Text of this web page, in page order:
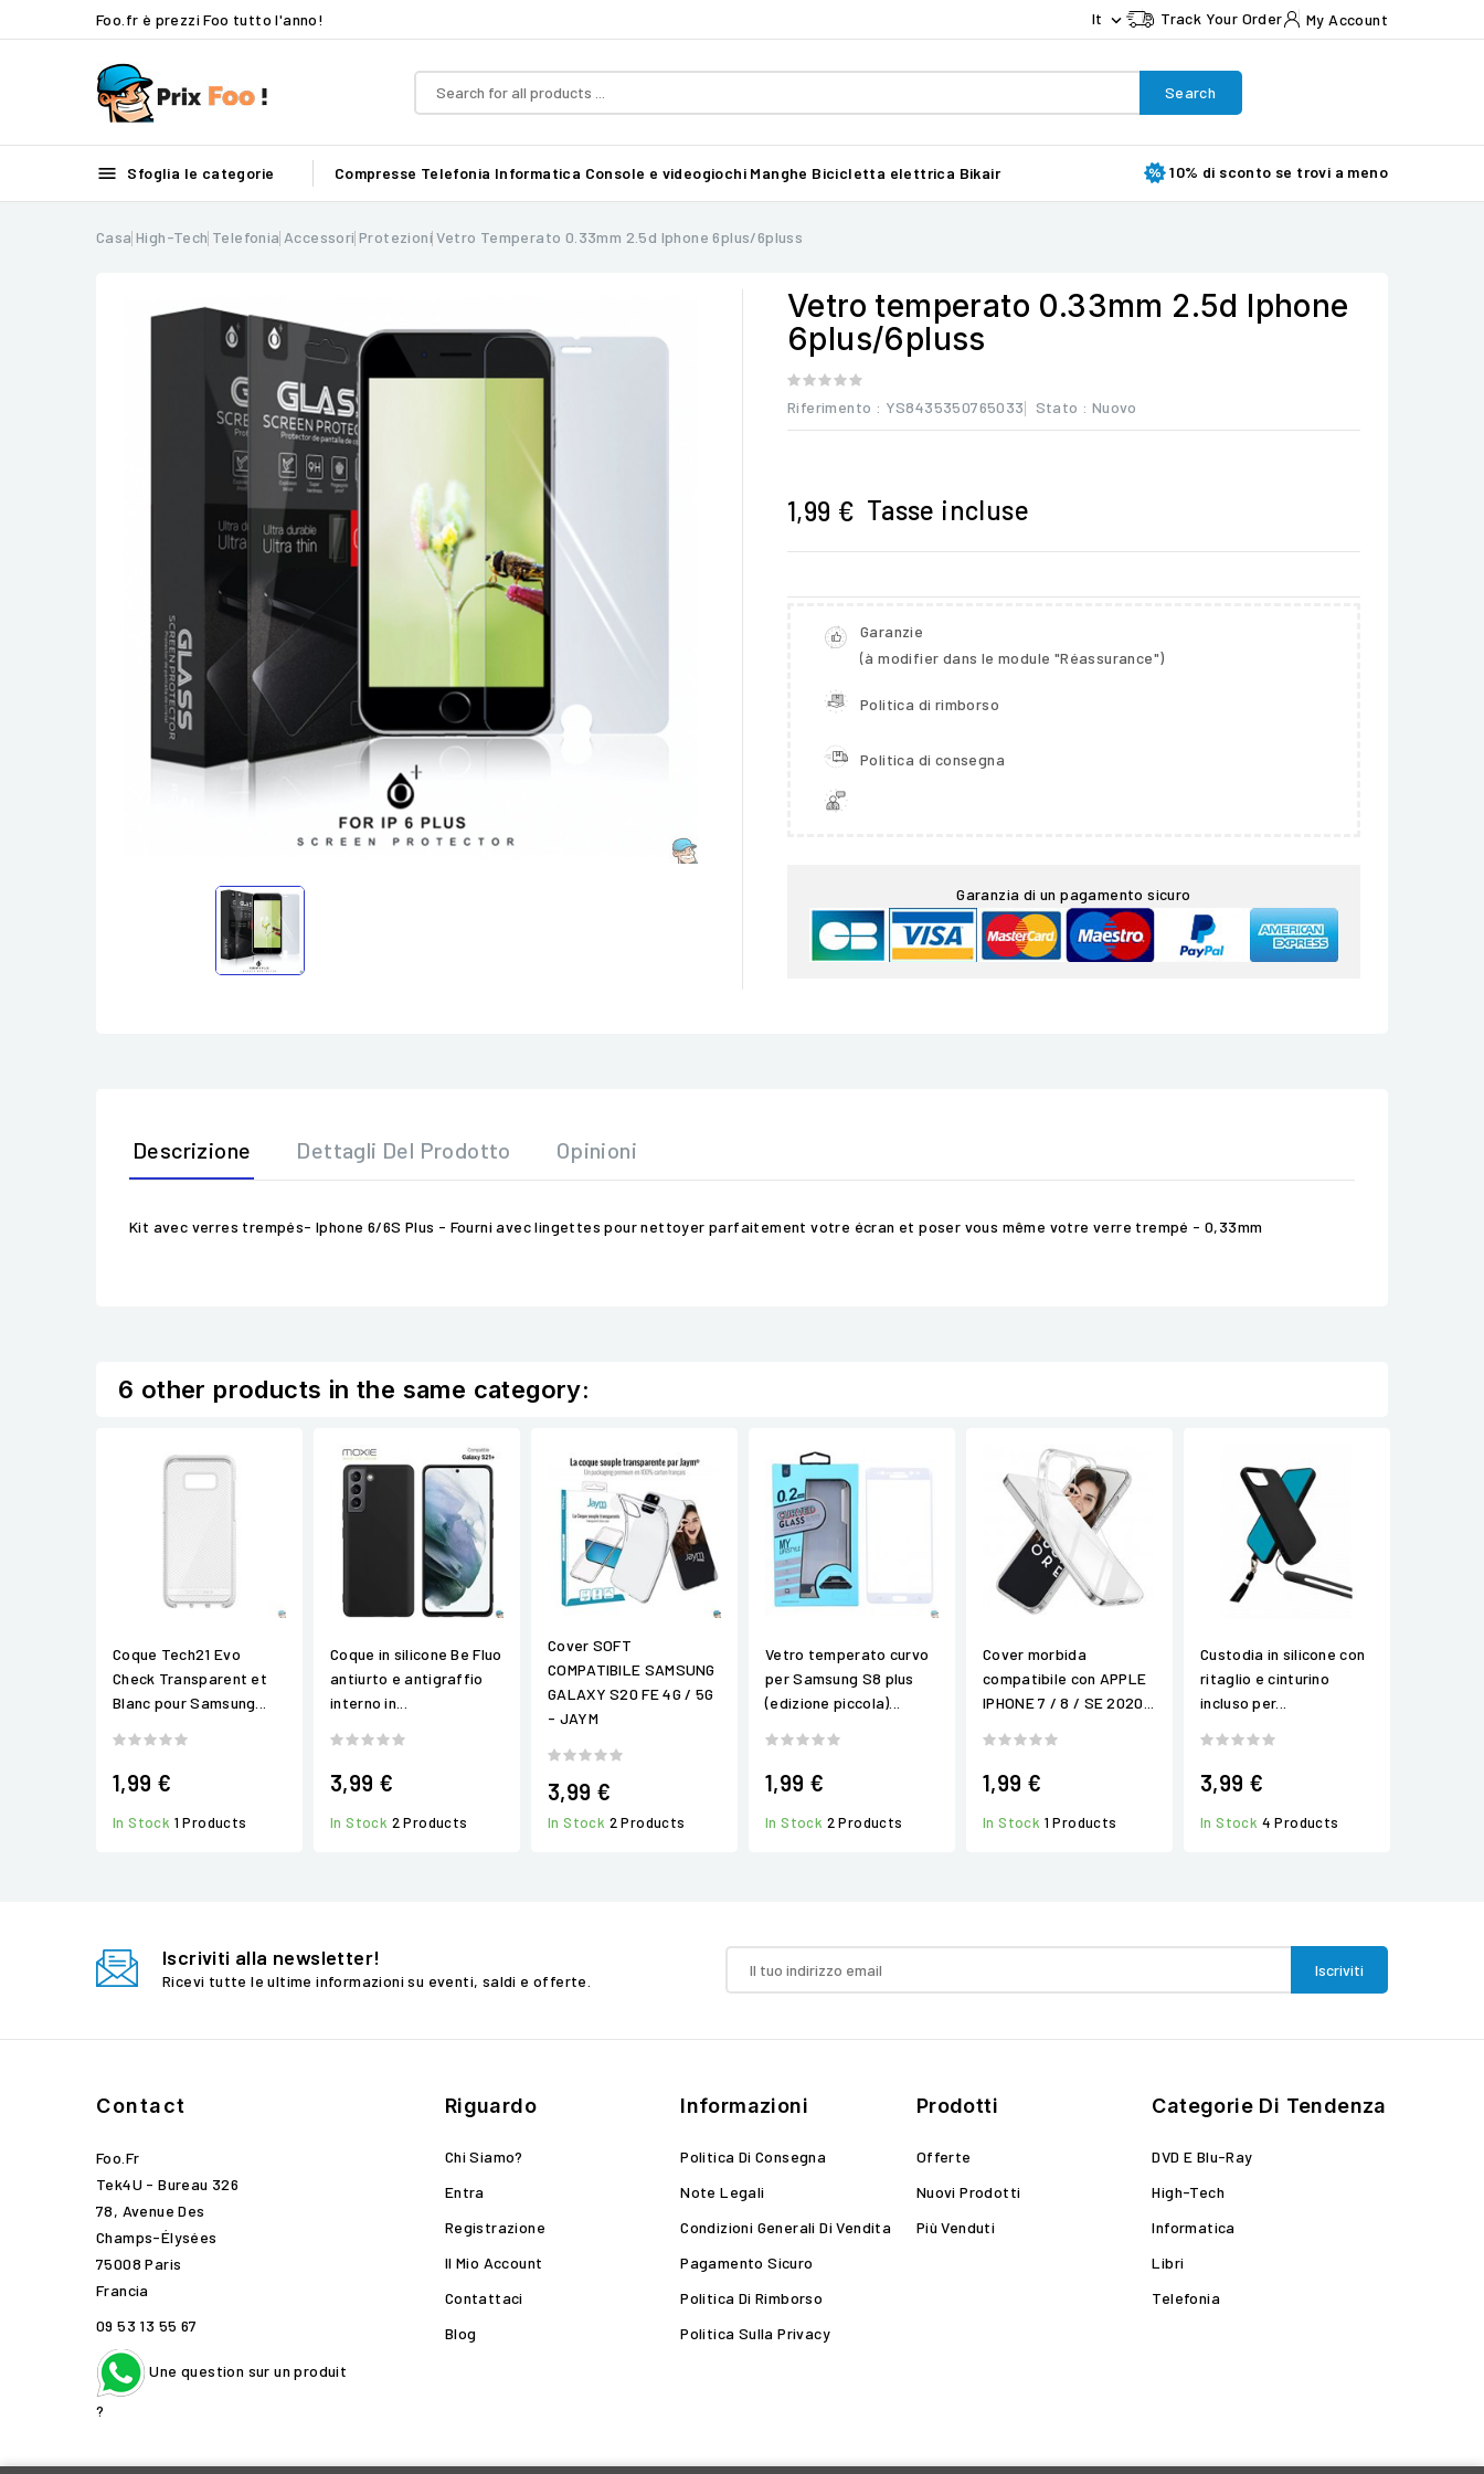
Foo.fr è prezzi Foo tutto l'anno! It  Track Your Order My Account
Search
 Sfoglia le categorie Compresse Telefonia Informatica Console e videogiochi Manghe Bicicletta elettrica Bikair 10% di sconto se trovi a meno
Casa High-Tech Telefonia Accessori Protezioni Vetro Temperato 0.33mm 2.5d Iphone 6plus/6pluss

Vetro temperato 0.33mm 2.5d Iphone
6plus/6pluss
Riferimento : YS8435350765033 Stato : Nuovo
1,99 € Tasse incluse
Garanzie
(à modifier dans le module "Réassurance")
Politica di rimborso
Politica di consegna
Garanzia di un pagamento sicuro
Descrizione Dettagli Del Prodotto Opinioni
Kit avec verres trempés- Iphone 6/6S Plus - Fourni avec lingettes pour nettoyer parfaitement votre écran et poser vous même votre verre trempé - 0,33mm
6 other products in the same category:
Coque Tech21 Evo
Check Transparent et
Blanc pour Samsung...
1,99 €
In Stock 1 Products
Coque in silicone Be Fluo
antiurto e antigraffio
interno in...
3,99 €
In Stock 2 Products
Cover SOFT
COMPATIBILE SAMSUNG
GALAXY S20 FE 4G / 5G
- JAYM
3,99 €
In Stock 2 Products
Vetro temperato curvo
per Samsung S8 plus
(edizione piccola)...
1,99 €
In Stock 2 Products
Cover morbida
compatibile con APPLE
IPHONE 7 / 8 / SE 2020...
1,99 €
In Stock 1 Products
Custodia in silicone con
ritaglio e cinturino
incluso per...
3,99 €
In Stock 4 Products
Iscriviti alla newsletter!
Ricevi tutte le ultime informazioni su eventi, saldi e offerte.
Contact
Foo.fr
Tek4U - Bureau 326
78, Avenue Des
Champs-Élysées
75008 Paris
Francia
09 53 13 55 67
Une question sur un produit
?
Riguardo
Chi Siamo?
Entra
Registrazione
Il Mio Account
Contattaci
Blog
Informazioni
Politica Di Consegna
Note Legali
Condizioni Generali Di Vendita
Pagamento Sicuro
Politica Di Rimborso
Politica Sulla Privacy
Prodotti
Offerte
Nuovi Prodotti
Più Venduti
Categorie Di Tendenza
DVD E Blu-Ray
High-Tech
Informatica
Libri
Telefonia